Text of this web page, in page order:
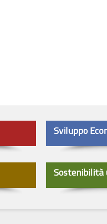
Sviluppo
Sostenibilità